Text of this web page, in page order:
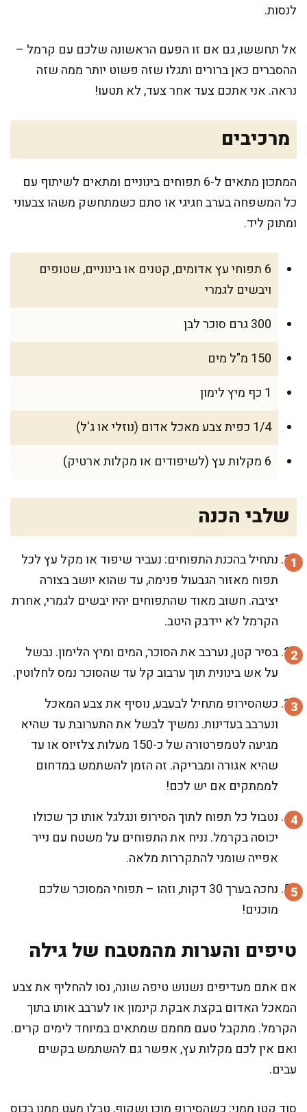
לנסות.
אל תחששו, גם אם זו הפעם הראשונה שלכם עם קרמל –
ההסברים כאן ברורים ותגלו שזה פשוט יותר ממה שזה
נראה. אני אתכם צעד אחר צעד, לא תטעו!
מרכיבים
המתכון מתאים ל-6 תפוחים בינוניים ומתאים לשיתוף עם
כל המשפחה בערב חגיגי או סתם כשמתחשק משהו צבעוני
ומתוק ליד.
6 תפוחי עץ אדומים, קטנים או בינוניים, שטופים
ויבשים לגמרי
300 גרם סוכר לבן
150 מ"ל מים
1 כף מיץ לימון
1/4 כפית צבע מאכל אדום (נוזלי או ג'ל)
6 מקלות עץ (לשיפודים או מקלות ארטיק)
שלבי הכנה
נתחיל בהכנת התפוחים: נעביר שיפוד או מקל עץ לכל
תפוח מאזור הגבעול פנימה, עד שהוא יושב בצורה
יציבה. חשוב מאוד שהתפוחים יהיו יבשים לגמרי, אחרת
הקרמל לא יידבק היטב.
בסיר קטן, נערבב את הסוכר, המים ומיץ הלימון. נבשל
על אש בינונית תוך ערבוב קל עד שהסוכר נמס לחלוטין.
כשהסירופ מתחיל לבעבע, נוסיף את צבע המאכל
ונערבב בעדינות. נמשיך לבשל את התערובת עד שהיא
מגיעה לטמפרטורה של כ-150 מעלות צלזיוס או עד
שהיא אגורה ומבריקה. זה הזמן להשתמש במדחום
לממתקים אם יש לכם!
נטבול כל תפוח לתוך הסירופ ונגלגל אותו כך שכולו
יכוסה בקרמל. נניח את התפוחים על משטח עם נייר
אפייה שומני להתקררות מלאה.
נחכה בערך 30 דקות, וזהו – תפוחי המסוכר שלכם
מוכנים!
טיפים והערות מהמטבח של גילה
אם אתם מעדיפים נשנוש טיפה שונה, נסו להחליף את צבע
המאכל האדום בקצת אבקת קינמון או לערבב אותו בתוך
הקרמל. מתקבל טעם מחמם שמתאים במיוחד לימים קרים.
ואם אין לכם מקלות עץ, אפשר גם להשתמש בקשים
עבים.